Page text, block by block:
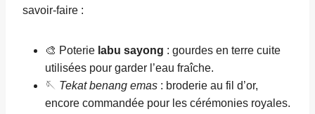
savoir-faire :
🎨 Poterie labu sayong : gourdes en terre cuite
utilisées pour garder l’eau fraîche.
🪡 Tekat benang emas : broderie au fil d’or,
encore commandée pour les cérémonies royales.